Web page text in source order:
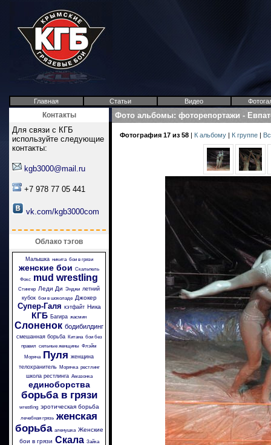
Главная Статьи Видео
Контакты
Для связи с КГБ
используйте следующие
контакты:
kgb3000@mail.ru
+7 978 77 05 441
vk.com/kgb3000com
Облако тэгов
Малышка никита бои в грязи
женские бои Скальпель
Фокс mud wrestling
Стингер Леди Ди Энджи летний
кубок бои в шоколаде Джокер
Супер-Галя кэтфайт Ника
КГБ Багира жасмин
Слоненок бодибилдинг
смешанная борьба Китана бои без
правил сильные женщины Флэйм
Моряча Пуля женщина
телохранитель
Морячка рестлинг
школа рестлинга Амазонка
единоборства
борьба в грязи
wrestling эротическая борьба
лечебная грязь женская
борьба аленушка Женские
бои в грязи Скала Зайка
Фото альбомы: фоторепортажи -
Фотография 17 из 58 | К альбому | К группе |